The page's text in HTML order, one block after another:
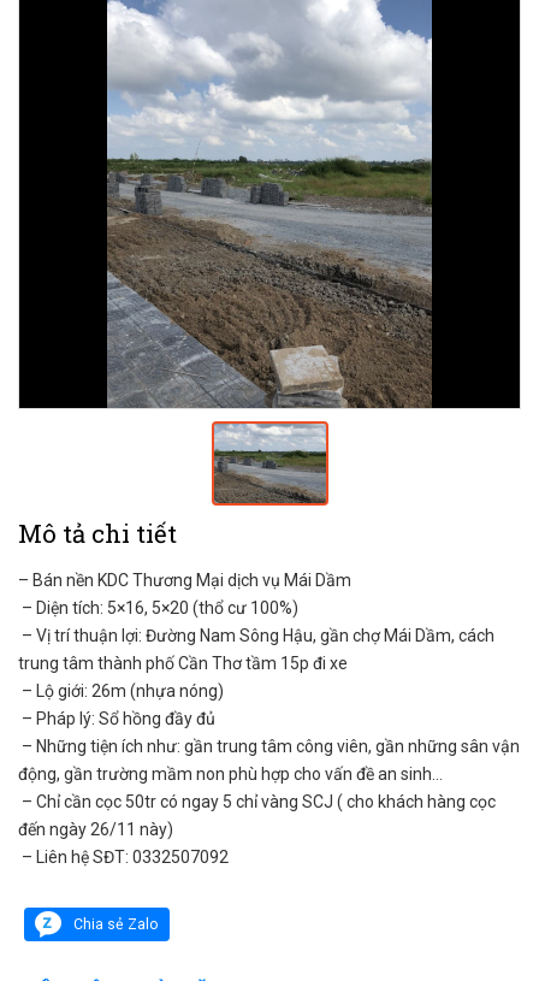
Mô tả chi tiết
– Bán nền KDC Thương Mại dịch vụ Mái Dầm
– Diện tích: 5×16, 5×20 (thổ cư 100%)
– Vị trí thuận lợi: Đường Nam Sông Hậu, gần chợ Mái Dầm, cách
trung tâm thành phố Cần Thơ tầm 15p đi xe
– Lộ giới: 26m (nhựa nóng)
– Pháp lý: Sổ hồng đầy đủ
– Những tiện ích như: gần trung tâm công viên, gần những sân vận
động, gần trường mầm non phù hợp cho vấn đề an sinh…
– Chỉ cần cọc 50tr có ngay 5 chỉ vàng SCJ ( cho khách hàng cọc
đến ngày 26/11 này)
– Liên hệ SĐT: 0332507092
Chia sẻ Zalo